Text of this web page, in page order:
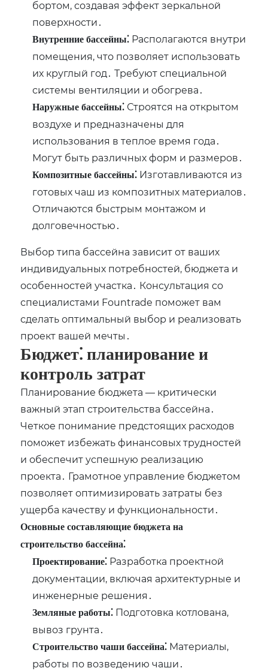
бортом, создавая эффект зеркальной
поверхности․
Внутренние бассейны⁚ Располагаются внутри
помещения, что позволяет использовать
их круглый год․ Требуют специальной
системы вентиляции и обогрева․
Наружные бассейны⁚ Строятся на открытом
воздухе и предназначены для
использования в теплое время года․
Могут быть различных форм и размеров․
Композитные бассейны⁚ Изготавливаются из
готовых чаш из композитных материалов․
Отличаются быстрым монтажом и
долговечностью․
Выбор типа бассейна зависит от ваших
индивидуальных потребностей, бюджета и
особенностей участка․ Консультация со
специалистами Fountrade поможет вам
сделать оптимальный выбор и реализовать
проект вашей мечты․
Бюджет⁚ планирование и
контроль затрат
Планирование бюджета — критически
важный этап строительства бассейна․
Четкое понимание предстоящих расходов
поможет избежать финансовых трудностей
и обеспечит успешную реализацию
проекта․ Грамотное управление бюджетом
позволяет оптимизировать затраты без
ущерба качеству и функциональности․
Основные составляющие бюджета на
строительство бассейна⁚
Проектирование⁚ Разработка проектной
документации, включая архитектурные и
инженерные решения․
Земляные работы⁚ Подготовка котлована,
вывоз грунта․
Строительство чаши бассейна⁚ Материалы,
работы по возведению чаши․